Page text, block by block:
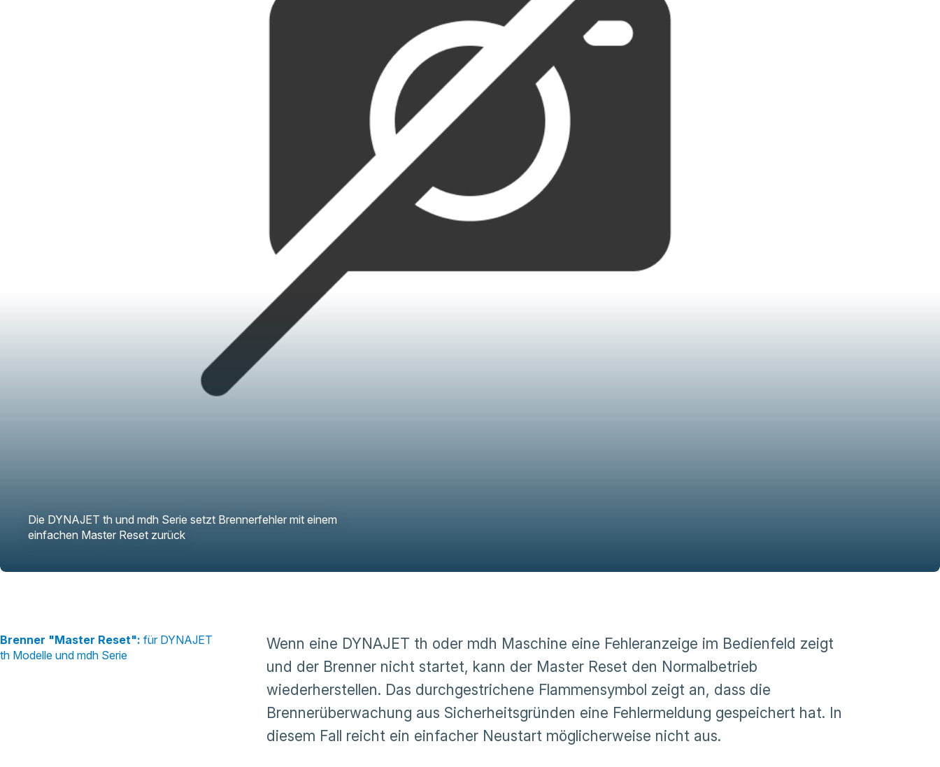
Die DYNAJET th und mdh Serie setzt Brennerfehler mit einem
einfachen Master Reset zurück
Brenner "Master Reset": für DYNAJET
th Modelle und mdh Serie
Wenn eine DYNAJET th oder mdh Maschine eine Fehleranzeige im Bedienfeld zeigt
und der Brenner nicht startet, kann der Master Reset den Normalbetrieb
wiederherstellen. Das durchgestrichene Flammensymbol zeigt an, dass die
Brennerüberwachung aus Sicherheitsgründen eine Fehlermeldung gespeichert hat. In
diesem Fall reicht ein einfacher Neustart möglicherweise nicht aus.